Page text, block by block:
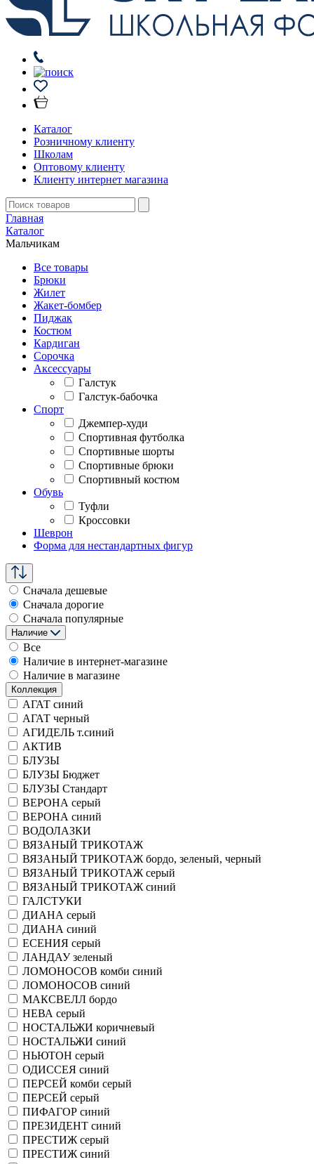
Каталог
Розничному клиенту
Школам
Оптовому клиенту
Клиенту интернет магазина
Главная
Каталог
Мальчикам
Все товары
Брюки
Жилет
Жакет-бомбер
Пиджак
Костюм
Кардиган
Сорочка
Аксессуары
Галстук
Галстук-бабочка
Спорт
Джемпер-худи
Спортивная футболка
Спортивные шорты
Спортивные брюки
Спортивный костюм
Обувь
Туфли
Кроссовки
Шеврон
Форма для нестандартных фигур
Сначала дешевые
Сначала дорогие
Сначала популярные
Наличие
Все
Наличие в интернет-магазине
Наличие в магазине
Коллекция
АГАТ синий
АГАТ черный
АГИДЕЛЬ т.синий
АКТИВ
БЛУЗЫ
БЛУЗЫ Бюджет
БЛУЗЫ Стандарт
ВЕРОНА серый
ВЕРОНА синий
ВОДОЛАЗКИ
ВЯЗАНЫЙ ТРИКОТАЖ
ВЯЗАНЫЙ ТРИКОТАЖ бордо, зеленый, черный
ВЯЗАНЫЙ ТРИКОТАЖ серый
ВЯЗАНЫЙ ТРИКОТАЖ синий
ГАЛСТУКИ
ДИАНА серый
ДИАНА синий
ЕСЕНИЯ серый
ЛАНДАУ зеленый
ЛОМОНОСОВ комби синий
ЛОМОНОСОВ синий
МАКСВЕЛЛ бордо
НЕВА серый
НОСТАЛЬЖИ коричневый
НОСТАЛЬЖИ синий
НЬЮТОН серый
ОДИССЕЯ синий
ПЕРСЕЙ комби серый
ПЕРСЕЙ серый
ПИФАГОР синий
ПРЕЗИДЕНТ синий
ПРЕСТИЖ серый
ПРЕСТИЖ синий